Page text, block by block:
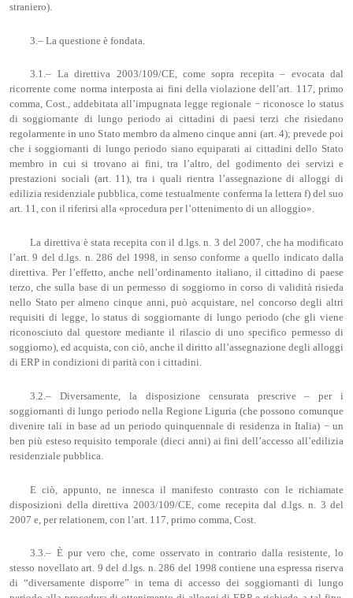
straniero).
3.– La questione è fondata.
3.1.– La direttiva 2003/109/CE, come sopra recepita – evocata dal
ricorrente come norma interposta ai fini della violazione dell’art. 117, primo
comma, Cost., addebitata all’impugnata legge regionale − riconosce lo status
di soggiornante di lungo periodo ai cittadini di paesi terzi che risiedano
regolarmente in uno Stato membro da almeno cinque anni (art. 4); prevede poi
che i soggiornanti di lungo periodo siano equiparati ai cittadini dello Stato
membro in cui si trovano ai fini, tra l’altro, del godimento dei servizi e
prestazioni sociali (art. 11), tra i quali rientra l’assegnazione di alloggi di
edilizia residenziale pubblica, come testualmente conferma la lettera f) del suo
art. 11, con il riferirsi alla «procedura per l’ottenimento di un alloggio».
La direttiva è stata recepita con il d.lgs. n. 3 del 2007, che ha modificato
l’art. 9 del d.lgs. n. 286 del 1998, in senso conforme a quello indicato dalla
direttiva. Per l’effetto, anche nell’ordinamento italiano, il cittadino di paese
terzo, che sulla base di un permesso di soggiorno in corso di validità risieda
nello Stato per almeno cinque anni, può acquistare, nel concorso degli altri
requisiti di legge, lo status di soggiornante di lungo periodo (che gli viene
riconosciuto dal questore mediante il rilascio di uno specifico permesso di
soggiorno), ed acquista, con ciò, anche il diritto all’assegnazione degli alloggi
di ERP in condizioni di parità con i cittadini.
3.2.– Diversamente, la disposizione censurata prescrive – per i
soggiornanti di lungo periodo nella Regione Liguria (che possono comunque
divenire tali in base ad un periodo quinquennale di residenza in Italia) − un
ben più esteso requisito temporale (dieci anni) ai fini dell’accesso all’edilizia
residenziale pubblica.
E ciò, appunto, ne innesca il manifesto contrasto con le richiamate
disposizioni della direttiva 2003/109/CE, come recepita dal d.lgs. n. 3 del
2007 e, per relationem, con l’art. 117, primo comma, Cost.
3.3.– È pur vero che, come osservato in contrario dalla resistente, lo
stesso novellato art. 9 del d.lgs. n. 286 del 1998 contiene una espressa riserva
di “diversamente disporre” in tema di accesso dei soggiornanti di lungo